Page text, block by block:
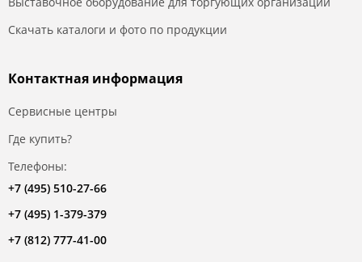
Скачать каталоги и фото по продукции
Контактная информация
Сервисные центры
Где купить?
Телефоны:
+7 (495) 510-27-66
+7 (495) 1-379-379
+7 (812) 777-41-00